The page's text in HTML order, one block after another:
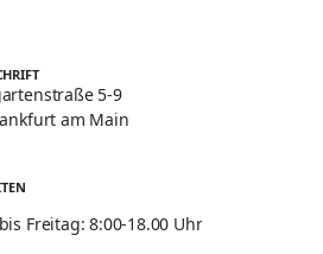
5-9
am Main
Freitag: 8:00-18.00 Uhr